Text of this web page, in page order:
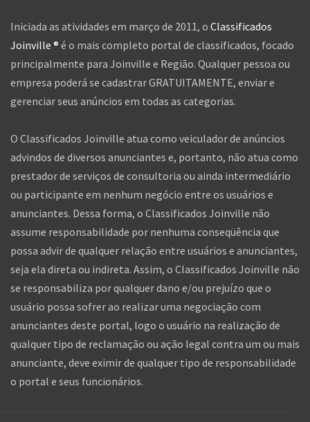
Iniciada as atividades em março de 2011, o Classificados
Joinville ® é o mais completo portal de classificados, focado
principalmente para Joinville e Região. Qualquer pessoa ou
empresa poderá se cadastrar GRATUITAMENTE, enviar e
gerenciar seus anúncios em todas as categorias.
O Classificados Joinville atua como veiculador de anúncios
advindos de diversos anunciantes e, portanto, não atua como
prestador de serviços de consultoria ou ainda intermediário
ou participante em nenhum negócio entre os usuários e
anunciantes. Dessa forma, o Classificados Joinville não
assume responsabilidade por nenhuma conseqüência que
possa advir de qualquer relação entre usuários e anunciantes,
seja ela direta ou indireta. Assim, o Classificados Joinville não
se responsabiliza por qualquer dano e/ou prejuízo que o
usuário possa sofrer ao realizar uma negociação com
anunciantes deste portal, logo o usuário na realização de
qualquer tipo de reclamação ou ação legal contra um ou mais
anunciante, deve eximir de qualquer tipo de responsabilidade
o portal e seus funcionários.